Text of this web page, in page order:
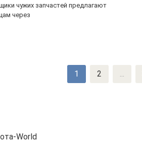
чужих запчастей предлагают
через
1 2 ...
World